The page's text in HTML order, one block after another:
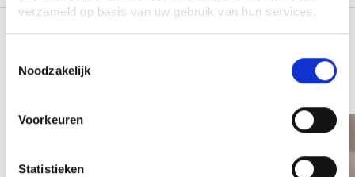
verzameld op basis van uw gebruik van hun services.
Noodzakelijk
Voorkeuren
Statistieken